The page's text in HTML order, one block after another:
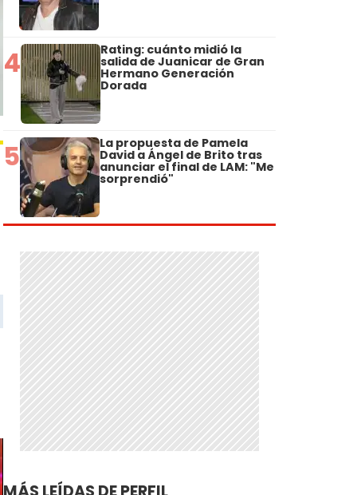
4 Rating: cuánto midió la
salida de Juanicar de Gran
Hermano Generación
Dorada
5 La propuesta de Pamela
David a Ángel de Brito tras
anunciar el final de LAM: "Me
sorprendió"